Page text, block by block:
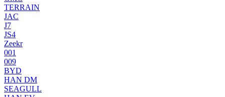
TERRAIN
JAC
J7
JS4
Zeekr
001
009
BYD
HAN DM
SEAGULL